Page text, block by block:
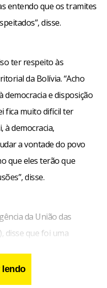
entendo que os tramites
disse.
ter respeito às
da Bolívia. “Acho
democracia e disposição
fica muito difícil ter
à democracia,
a vontade do povo
que eles terão que
disse.
da União das
disse que foi uma
lendo